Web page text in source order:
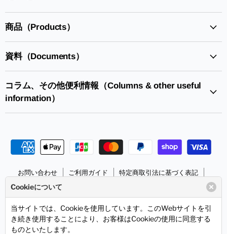
見
つ
く
い
見
つ
く
い
商品（Products）
資料（Documents）
コラム、その他便利情報（Columns & other useful
information）
お問い合わせ ご利用ガイド
特定商取引法に基づく表記
個人情報の取り扱いについて
Cookieについて
当サイトでは、Cookieを使用しています。このWebサイトを引
き続き使用することにより、お客様はCookieの使用に同意する
ものといたします。